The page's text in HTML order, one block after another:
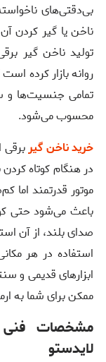
بی‌دقتی‌های
ناخن یا گیر کردن
روانه بازار کرده است
تمامی جنسیت‌ها و
محسوب می‌شود.
خرید ناخن گیربرقی
در هنگام کوتاه
موتور قدرتمند اما
باعث می‌شود حتی
صدای بلند، از آن
استفاده در هر
ابزارهای قدیمی و
ممکن برای شما به
مشخصات فنی
لایدستو